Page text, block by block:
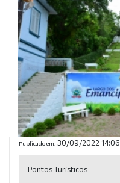
Publicado em: 30/09/2022 14:06
Pontos Turísticos